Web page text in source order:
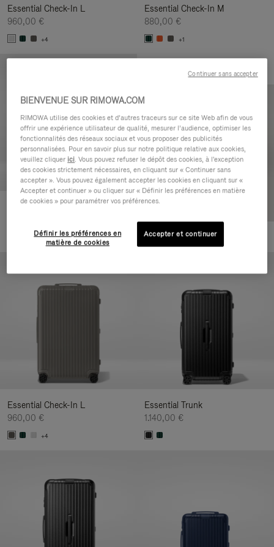
Essential Check-In L
960,00 €
+4
Essential Check-In M
880,00 €
+1
Essential Cabin
+5
Essential Check-In L
960,00 €
+4
Essential Trunk
1.140,00 €
BIENVENUE SUR RIMOWA.COM
RIMOWA utilise des cookies et d’autres traceurs sur ce site Web afin de vous
offrir une expérience utilisateur de qualité, mesurer l’audience, optimiser les
fonctionnalités des réseaux sociaux et vous proposer des publicités
personnalisées. Pour en savoir plus sur notre politique relative aux cookies,
veuillez cliquer ici. Vous pouvez refuser le dépôt des cookies, à l'exception
des cookies strictement nécessaires, en cliquant sur « Continuer sans
accepter ». Vous pouvez également accepter les cookies en cliquant sur «
Accepter et continuer » ou cliquer sur « Définir les préférences en matière
de cookies » pour paramétrer vos préférences.
Définir les préférences en
matière de cookies
Accepter et continuer
Continuer sans accepter